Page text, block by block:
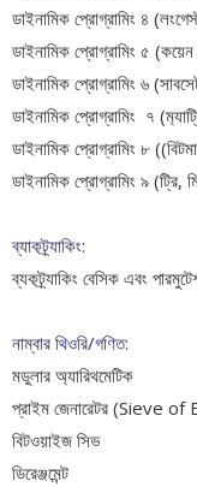
ডাইনামিক প্রোগ্রামিং ৪
ডাইনামিক প্রোগ্রামিং ৫
ডাইনামিক প্রোগ্রামিং ৬
ডাইনামিক প্রোগ্রামিং ৭
ডাইনামিক প্রোগ্রামিং ৮
ডাইনামিক প্রোগ্রামিং ৯ (ট্রি,
ব্যাকট্র্যাকিং:
ব্যকট্র্যাকিং বেসিক এবং
নাম্বার থিওরি/গণিত:
মডুলার অ্যারিথমেটিক
প্রাইম জেনারেটর (Sieve
বিটওয়াইজ সিভ
ডিরেঞ্জমেন্ট